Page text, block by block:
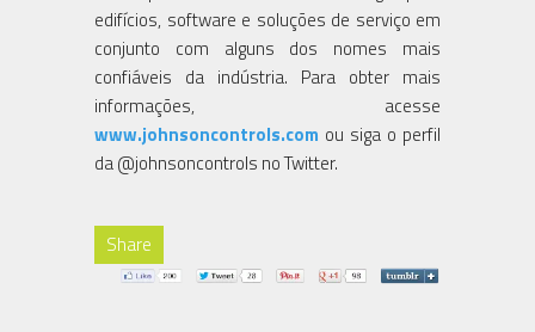
edifícios, software e soluções de serviço em
conjunto com alguns dos nomes mais
confiáveis da indústria. Para obter mais
informações, acesse
www.johnsoncontrols.com ou siga o perfil
da @johnsoncontrols no Twitter.
Share